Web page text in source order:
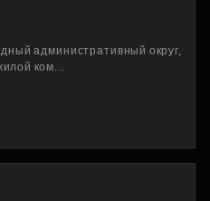
административный округ,
ком...